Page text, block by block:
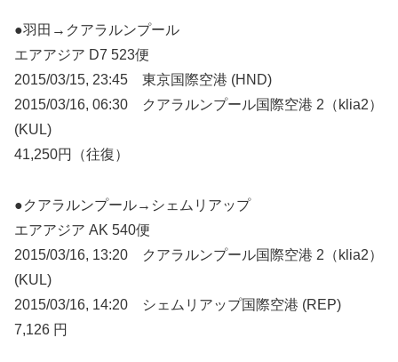
●羽田→クアラルンプール
エアアジア D7 523便
2015/03/15, 23:45 東京国際空港 (HND)
2015/03/16, 06:30 クアラルンプール国際空港 2（klia2）
(KUL)
41,250円（往復）
●クアラルンプール→シェムリアップ
エアアジア AK 540便
2015/03/16, 13:20 クアラルンプール国際空港 2（klia2）
(KUL)
2015/03/16, 14:20 シェムリアップ国際空港 (REP)
7,126 円